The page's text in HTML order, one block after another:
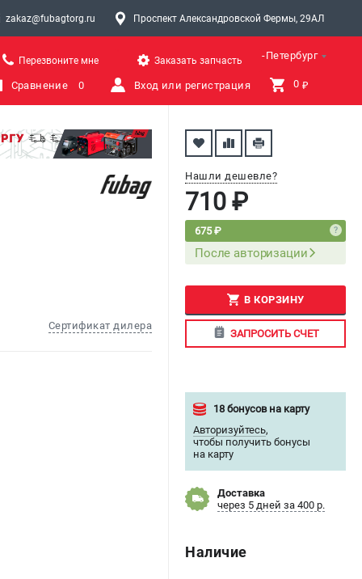
zakaz@fubagtorg.ru Проспект Александровской Фермы, 29АЛ
Санкт-Петербург
Перезвоните мне Заказать запчасть
Сравнение 0 Вход или регистрация 0 ₽
Сертификат дилера
Нашли дешевле?
710 ₽
675 ₽
После авторизации
В КОРЗИНУ
ЗАПРОСИТЬ СЧЕТ
18 бонусов на карту
Авторизуйтесь,
чтобы получить бонусы
на карту
Доставка
через 5 дней за 400 р.
Наличие